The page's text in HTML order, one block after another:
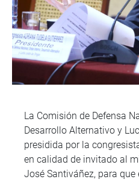
La Comisión de Defensa
Desarrollo Alternativo y
presidida por la
en calidad de invitado al
José Santiváñez, para